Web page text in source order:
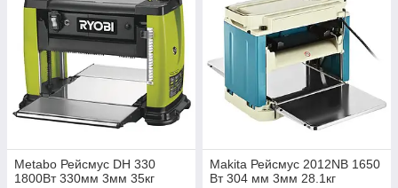
Metabo Рейсмус DH 330
1800Вт 330мм 3мм 35кг
Makita Рейсмус 2012NB 1650
Вт 304 мм 3мм 28.1кг